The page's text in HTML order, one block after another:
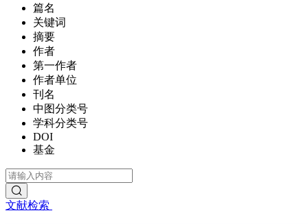
篇名
关键词
摘要
作者
第一作者
作者单位
刊名
中图分类号
学科分类号
DOI
基金
文献检索